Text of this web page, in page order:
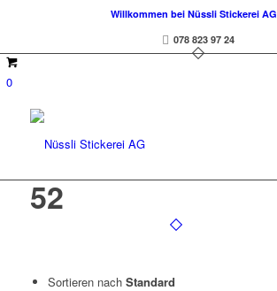
Willkommen bei Nüssli Stickerei AG
078 823 97 24
0
52
Sortieren nach Standard